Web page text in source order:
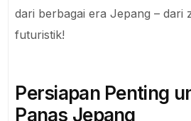
dari berbagai era Jepang – dari
futuristik!
Persiapan Penting
Panas Jepang